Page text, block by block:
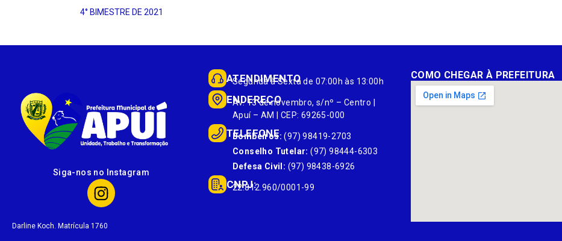
4° BIMESTRE DE 2021
Siga-nos no Instagram
Darline Koch. Matrícula 1760
ATENDIMENTO
Segunda à Sexta de 07:00h às 13:00h
ENDEREÇO
Av. 13 de novembro, s/nº – Centro |
Apuí – AM | CEP: 69265-000
TELEFONE
Bombeiros: (97) 98419-2703
Conselho Tutelar: (97) 98444-6303
Defesa Civil: (97) 98438-6926
CNPJ:
22.812.960/0001-99
COMO CHEGAR À PREFEITURA